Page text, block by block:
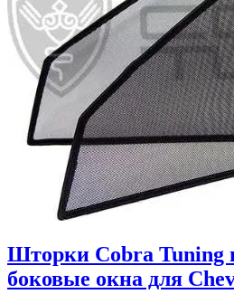
Шторки Cobra Tuning
боковые окна для